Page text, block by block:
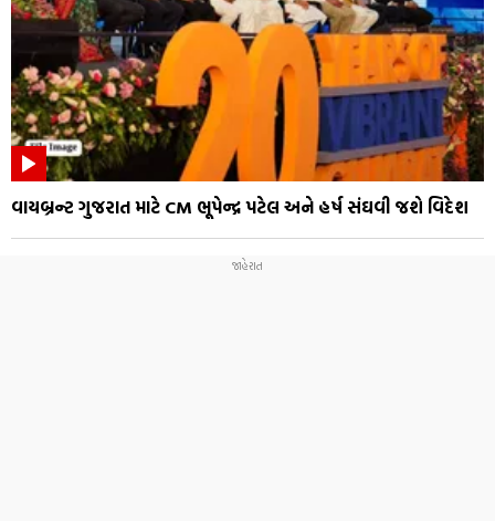
વાયબ્રન્ટ ગુજરાત માટે CM ભૂપેન્દ્ર પટેલ અને હર્ષ સંઘવી જશે વિદેશ